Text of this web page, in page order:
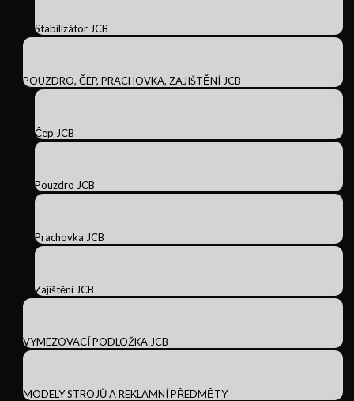
Stabilizátor JCB
POUZDRO, ČEP, PRACHOVKA, ZAJIŠTĚNÍ JCB
Čep JCB
Pouzdro JCB
Prachovka JCB
Zajištění JCB
VYMEZOVACÍ PODLOŽKA JCB
MODELY STROJŮ A REKLAMNÍ PŘEDMĚTY